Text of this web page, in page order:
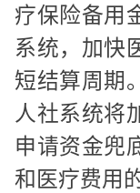
疗保险备用
系统，加快
短结算周期
人社系统将
申请资金兜
和医疗费用